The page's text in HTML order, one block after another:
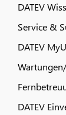
DATEV
Service &
DATEV
DATEV